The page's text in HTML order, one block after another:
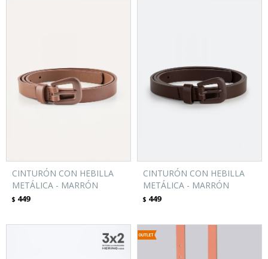
CINTURÓN CON HEBILLA
METÁLICA - MARRÓN
$ 449
CINTURÓN CON HEBILLA
METÁLICA - MARRÓN
$ 449